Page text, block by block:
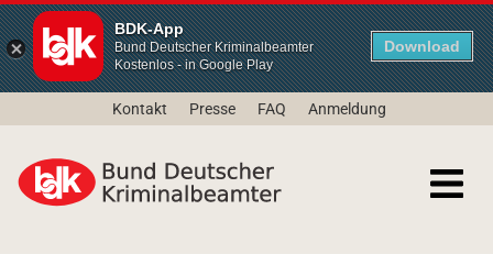
BDK-App
Bund Deutscher Kriminalbeamter
Kostenlos - in Google Play
Download
Kontakt Presse FAQ Anmeldung